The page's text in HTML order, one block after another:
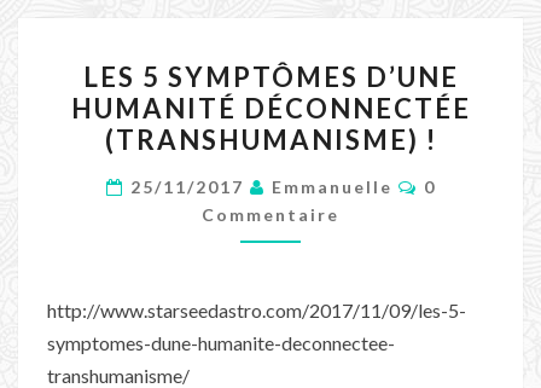
5
SYMPTÔMES
D’UNE
HUMANITÉ
DÉCONNECTÉE
(TRANSHUMANISME)
LES 5 SYMPTÔMES D’UNE
HUMANITÉ DÉCONNECTÉE
(TRANSHUMANISME) !
25/11/2017 Emmanuelle
0
Commentaire
http://www.starseedastro.com/2017/11/09/les-5-
symptomes-dune-humanite-deconnectee-
transhumanisme/